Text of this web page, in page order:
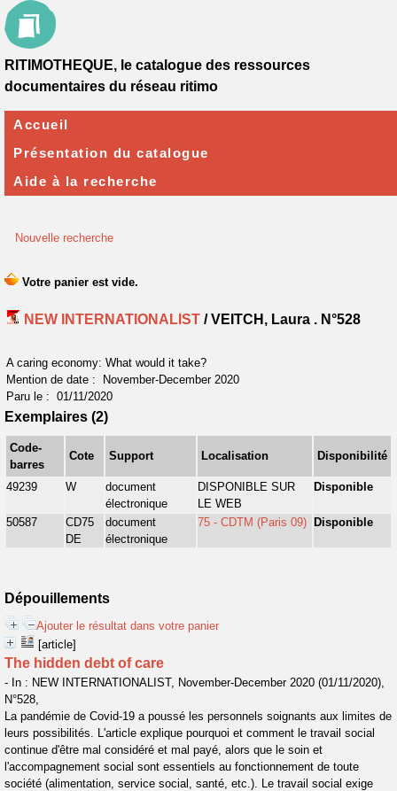
Nouvelle recherche
NEW INTERNATIONALIST / VEITCH, Laura . N°528
A caring economy: What would it take?
Mention de date : November-December 2020
Paru le : 01/11/2020
Exemplaires (2)
Code-
barres
Cote Support Localisation Disponibilité
49239 W
document
électronique
DISPONIBLE SUR
LE WEB
Disponible
50587
CD75
DE
document
électronique
75 - CDTM (Paris 09) Disponible
Dépouillements
Ajouter le résultat dans votre panier
[article]
The hidden debt of care
- In : NEW INTERNATIONALIST, November-December 2020 (01/11/2020),
N°528,
La pandémie de Covid-19 a poussé les personnels soignants aux limites de
leurs possibilités. L'article explique pourquoi et comment le travail social
continue d'être mal considéré et mal payé, alors que le soin et
l'accompagnement social sont essentiels au fonctionnement de toute
société (alimentation, service social, santé, etc.). Le travail social exige
RITIMOTHEQUE, le catalogue des ressources
documentaires du réseau ritimo
Accueil
Présentation du catalogue
Aide à la recherche